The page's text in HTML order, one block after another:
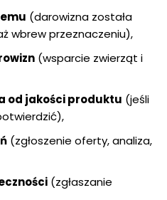
(darowizna została
wbrew przeznaczeniu),
(wsparcie zwierząt i
od jakości produktu (jeśli
(zgłoszenie oferty, analiza,
(zgłaszanie